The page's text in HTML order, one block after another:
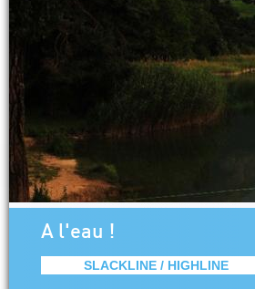
A l'eau !
SLACKLINE / HIGHLINE